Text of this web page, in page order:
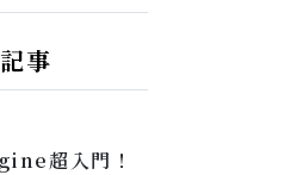
事
超入門！